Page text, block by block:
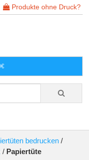
Produkte ohne Druck?
bedrucken /
/ Papiertüte